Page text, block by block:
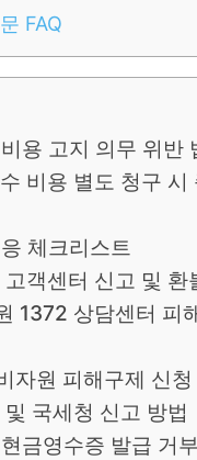
FAQ
용 고지 의무 위반
비용 별도 청구 시
체크리스트
객센터 신고 및 환
1372 상담센터 피
자원 피해구제 신
국세청 신고 방법
금영수증 발급 거